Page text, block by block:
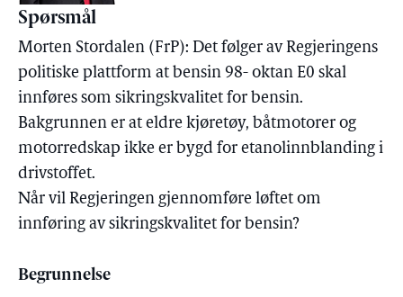
Spørsmål
Morten Stordalen (FrP): Det følger av Regjeringens
politiske plattform at bensin 98- oktan E0 skal
innføres som sikringskvalitet for bensin.
Bakgrunnen er at eldre kjøretøy, båtmotorer og
motorredskap ikke er bygd for etanolinnblanding i
drivstoffet.
Når vil Regjeringen gjennomføre løftet om
innføring av sikringskvalitet for bensin?
Begrunnelse